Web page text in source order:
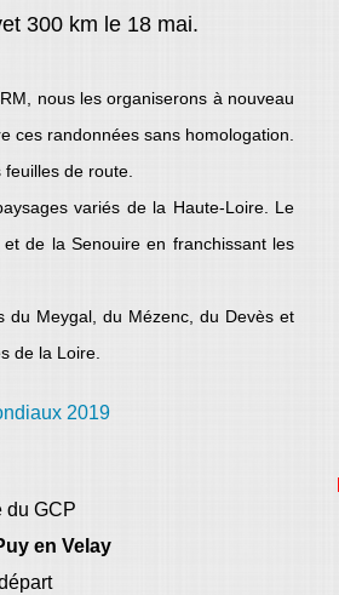
300 km le 18 mai.
nous les organiserons à nouveau
ces randonnées sans homologation.
de route.
variés de la Haute-Loire. Le
de la Senouire en franchissant les
du Meygal, du Mézenc, du Devès et
de la Loire.
du GCP
en Velay